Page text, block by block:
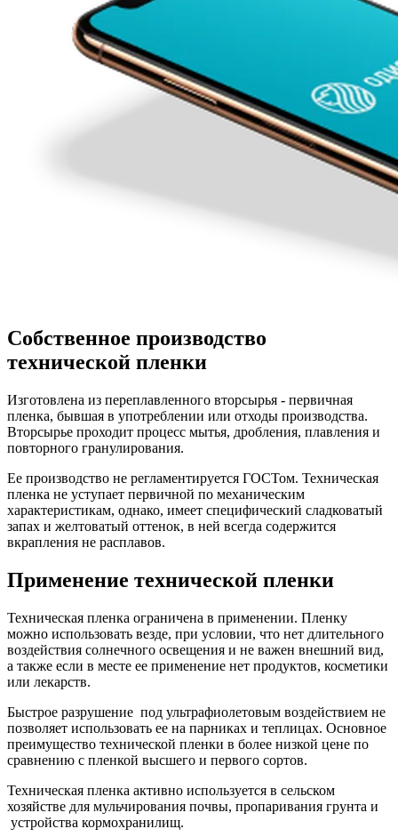
Собственное производство
технической пленки
Изготовлена из переплавленного вторсырья - первичная
пленка, бывшая в употреблении или отходы производства.
Вторсырье проходит процесс мытья, дробления, плавления и
повторного гранулирования.
Ее производство не регламентируется ГОСТом. Техническая
пленка не уступает первичной по механическим
характеристикам, однако, имеет специфический сладковатый
запах и желтоватый оттенок, в ней всегда содержится
вкрапления не расплавов.
Применение технической пленки
Техническая пленка ограничена в применении. Пленку
можно использовать везде, при условии, что нет длительного
воздействия солнечного освещения и не важен внешний вид,
а также если в месте ее применение нет продуктов, косметики
или лекарств.
Быстрое разрушение под ультрафиолетовым воздействием не
позволяет использовать ее на парниках и теплицах. Основное
преимущество технической пленки в более низкой цене по
сравнению с пленкой высшего и первого сортов.
Техническая пленка активно используется в сельском
хозяйстве для мульчирования почвы, пропаривания грунта и
устройства кормохранилищ.